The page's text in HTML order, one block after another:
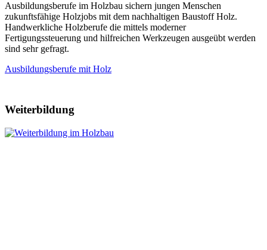
Ausbildungsberufe im Holzbau sichern jungen Menschen
zukunftsfähige Holzjobs mit dem nachhaltigen Baustoff Holz.
Handwerkliche Holzberufe die mittels moderner
Fertigungssteuerung und hilfreichen Werkzeugen ausgeübt werden
sind sehr gefragt.
Ausbildungsberufe mit Holz
Weiterbildung